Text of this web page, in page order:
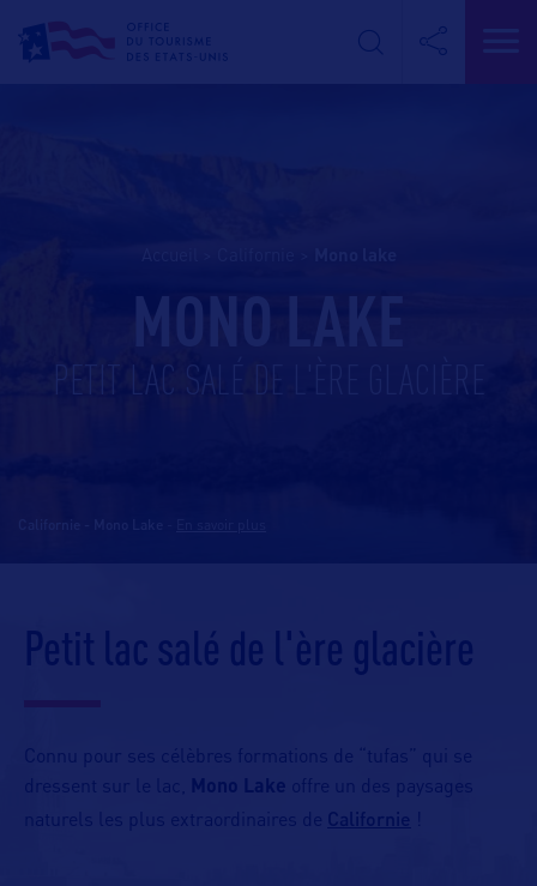
MONO LAKE
PETIT LAC SALÉ DE L'ÈRE GLACIÈRE
Petit lac salé de l'ère glacière
Connu pour ses célèbres formations de “tufas” qui se
dressent sur le lac,
Mono Lake offre un des paysages
naturels les plus extraordinaires de
Californie